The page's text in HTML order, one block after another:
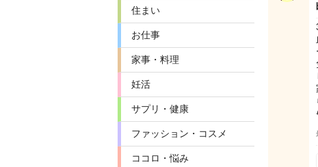
住まい
お仕事
家事・料理
妊活
サプリ・健康
ファッション・コスメ
ココロ・悩み